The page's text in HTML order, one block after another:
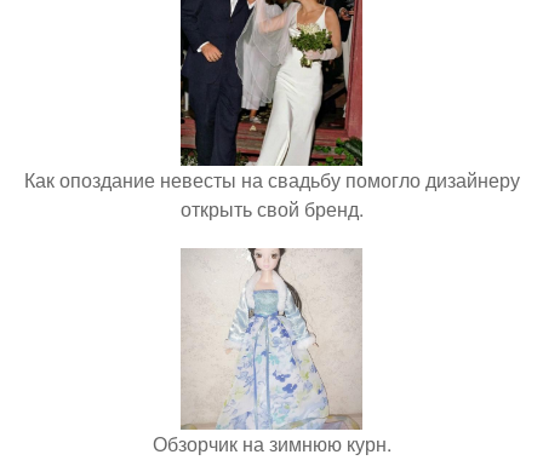
Как опоздание невесты на свадьбу помогло дизайнеру
открыть свой бренд.
Обзорчик на зимнюю курн.